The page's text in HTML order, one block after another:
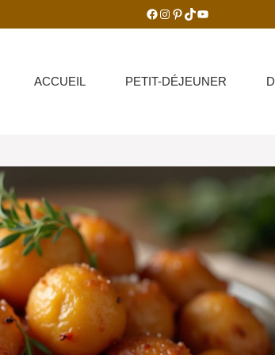
Facebook
Instagram
Pinterest
TikTok
YouTube
ACCUEIL PETIT-DÉJEUNER